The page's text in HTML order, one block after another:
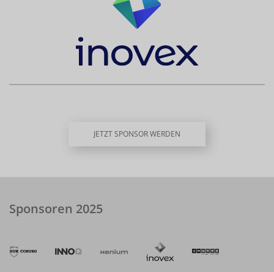
JETZT SPONSOR WERDEN
Sponsoren 2025